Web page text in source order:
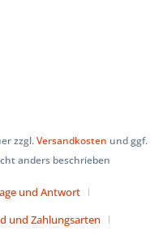
zzgl.Versandkosten und ggf.
anders beschrieben
und Antwort
und Zahlungsarten